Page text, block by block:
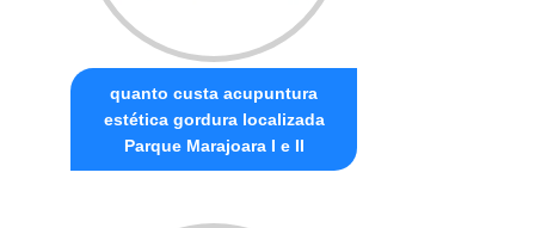
quanto custa acupuntura
estética gordura localizada
Parque Marajoara I e II